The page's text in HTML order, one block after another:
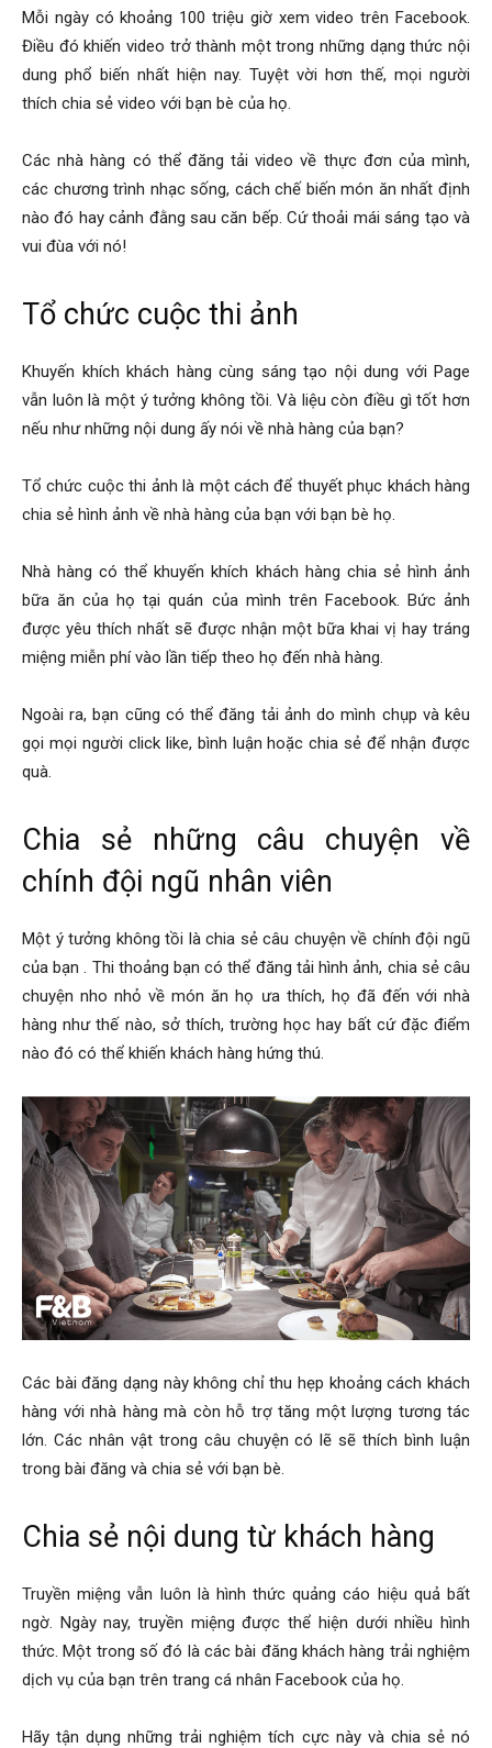
Mỗi ngày có khoảng 100 triệu giờ xem video trên Facebook.
Điều đó khiến video trở thành một trong những dạng thức nội
dung phổ biến nhất hiện nay. Tuyệt vời hơn thế, mọi người
thích chia sẻ video với bạn bè của họ.
Các nhà hàng có thể đăng tải video về thực đơn của mình,
các chương trình nhạc sống, cách chế biến món ăn nhất định
nào đó hay cảnh đằng sau căn bếp. Cứ thoải mái sáng tạo và
vui đùa với nó!
Tổ chức cuộc thi ảnh
Khuyến khích khách hàng cùng sáng tạo nội dung với Page
vẫn luôn là một ý tưởng không tồi. Và liệu còn điều gì tốt hơn
nếu như những nội dung ấy nói về nhà hàng của bạn?
Tổ chức cuộc thi ảnh là một cách để thuyết phục khách hàng
chia sẻ hình ảnh về nhà hàng của bạn với bạn bè họ.
Nhà hàng có thể khuyến khích khách hàng chia sẻ hình ảnh
bữa ăn của họ tại quán của mình trên Facebook. Bức ảnh
được yêu thích nhất sẽ được nhận một bữa khai vị hay tráng
miệng miễn phí vào lần tiếp theo họ đến nhà hàng.
Ngoài ra, bạn cũng có thể đăng tải ảnh do mình chụp và kêu
gọi mọi người click like, bình luận hoặc chia sẻ để nhận được
quà.
Chia sẻ những câu chuyện về
chính đội ngũ nhân viên
Một ý tưởng không tồi là chia sẻ câu chuyện về chính đội ngũ
của bạn . Thi thoảng bạn có thể đăng tải hình ảnh, chia sẻ câu
chuyện nho nhỏ về món ăn họ ưa thích, họ đã đến với nhà
hàng như thế nào, sở thích, trường học hay bất cứ đặc điểm
nào đó có thể khiến khách hàng hứng thú.
Các bài đăng dạng này không chỉ thu hẹp khoảng cách khách
hàng với nhà hàng mà còn hỗ trợ tăng một lượng tương tác
lớn. Các nhân vật trong câu chuyện có lẽ sẽ thích bình luận
trong bài đăng và chia sẻ với bạn bè.
Chia sẻ nội dung từ khách hàng
Truyền miệng vẫn luôn là hình thức quảng cáo hiệu quả bất
ngờ. Ngày nay, truyền miệng được thể hiện dưới nhiều hình
thức. Một trong số đó là các bài đăng khách hàng trải nghiệm
dịch vụ của bạn trên trang cá nhân Facebook của họ.
Hãy tận dụng những trải nghiệm tích cực này và chia sẻ nó